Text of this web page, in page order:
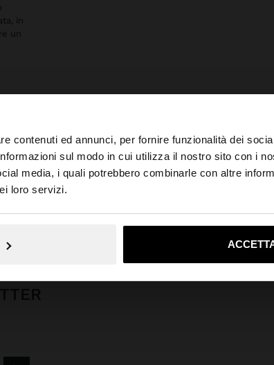
contenuti ed annunci, per fornire funzionalità dei
sul modo in cui utilizza il nostro sito con i
media, i quali potrebbero combinarle con altre
loro servizi.
Vuoi navigare sul nostro sito United States?
No, resta in Italia Sì,
in
un